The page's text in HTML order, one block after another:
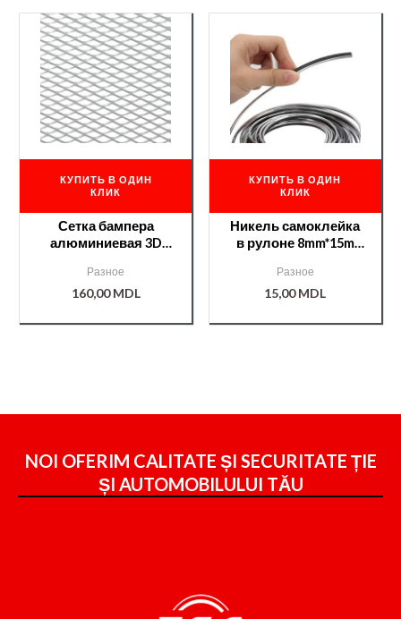
КУПИТЬ В ОДИН
КЛИК
Сетка бампера
алюминиевая 3D
Разное
160,00MDL
КУПИТЬ В ОДИН
КЛИК
Никель самоклейка
в рулоне 8mm*15m
Разное
15,00MDL
NOI OFERIM CALITATE ȘI SECURITATE ȚIE
ȘI AUTOMOBILULUI TĂU